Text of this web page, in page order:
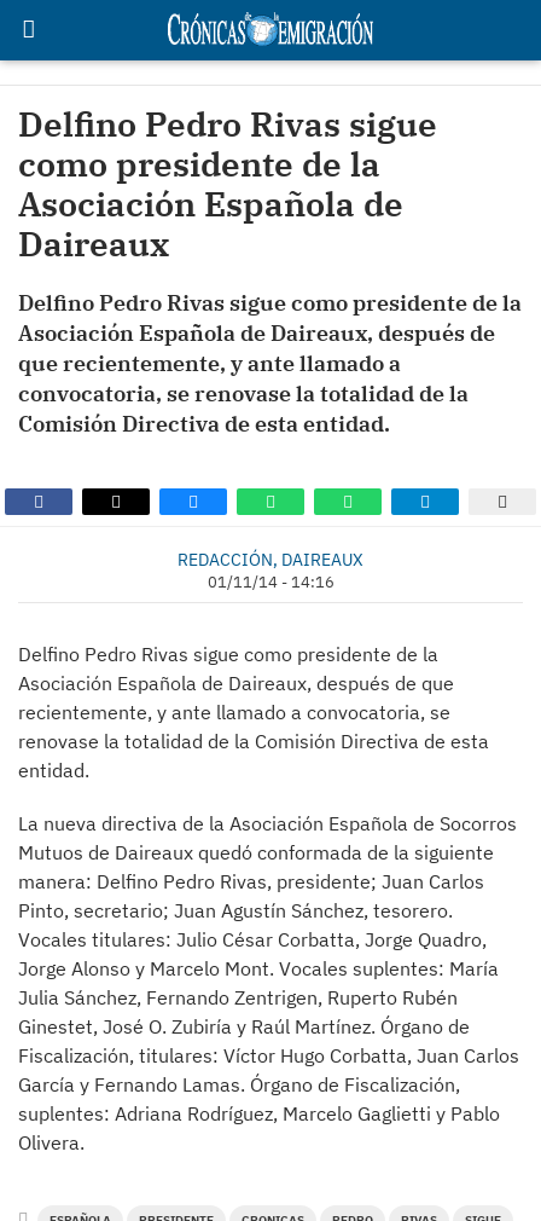
Delfino Pedro Rivas sigue
como presidente de la
Asociación Española de
Daireaux
Delfino Pedro Rivas sigue como presidente de la
Asociación Española de Daireaux, después de
que recientemente, y ante llamado a
convocatoria, se renovase la totalidad de la
Comisión Directiva de esta entidad.
REDACCIÓN, DAIREAUX
01/11/14 - 14:16
Delfino Pedro Rivas sigue como presidente de la
Asociación Española de Daireaux, después de que
recientemente, y ante llamado a convocatoria, se
renovase la totalidad de la Comisión Directiva de esta
entidad.
La nueva directiva de la Asociación Española de Socorros
Mutuos de Daireaux quedó conformada de la siguiente
manera: Delfino Pedro Rivas, presidente; Juan Carlos
Pinto, secretario; Juan Agustín Sánchez, tesorero.
Vocales titulares: Julio César Corbatta, Jorge Quadro,
Jorge Alonso y Marcelo Mont. Vocales suplentes: María
Julia Sánchez, Fernando Zentrigen, Ruperto Rubén
Ginestet, José O. Zubiría y Raúl Martínez. Órgano de
Fiscalización, titulares: Víctor Hugo Corbatta, Juan Carlos
García y Fernando Lamas. Órgano de Fiscalización,
suplentes: Adriana Rodríguez, Marcelo Gaglietti y Pablo
Olivera.